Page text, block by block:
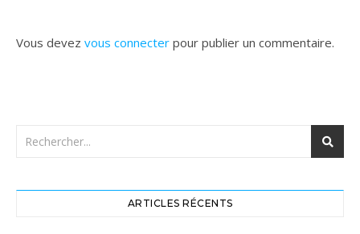
Vous devez vous connecter pour publier un commentaire.
ARTICLES RÉCENTS